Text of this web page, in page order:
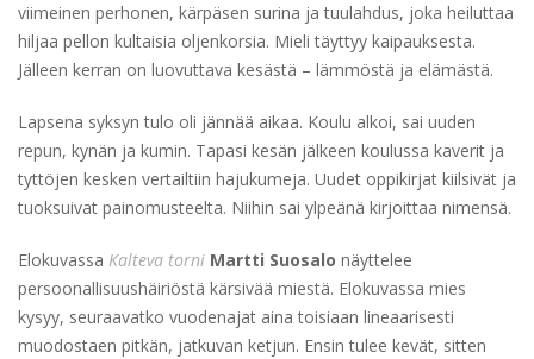
viimeinen perhonen, kärpäsen surina ja tuulahdus, joka heiluttaa
hiljaa pellon kultaisia oljenkorsia. Mieli täyttyy kaipauksesta.
Jälleen kerran on luovuttava kesästä – lämmöstä ja elämästä.
Lapsena syksyn tulo oli jännää aikaa. Koulu alkoi, sai uuden
repun, kynän ja kumin. Tapasi kesän jälkeen koulussa kaverit ja
tyttöjen kesken vertailtiin hajukumeja. Uudet oppikirjat kiilsivät ja
tuoksuivat painomusteelta. Niihin sai ylpeänä kirjoittaa nimensä.
Elokuvassa Kalteva torni Martti Suosalo näyttelee
persoonallisuushäiriöstä kärsivää miestä. Elokuvassa mies
kysyy, seuraavatko vuodenajat aina toisiaan lineaarisesti
muodostaen pitkän, jatkuvan ketjun. Ensin tulee kevät, sitten